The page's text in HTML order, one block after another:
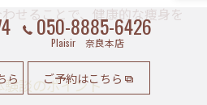
せることで、健康的な痩身を
談のポイント
050-8885-6426
Plaisir 奈良本店
ら ご予約はこちら